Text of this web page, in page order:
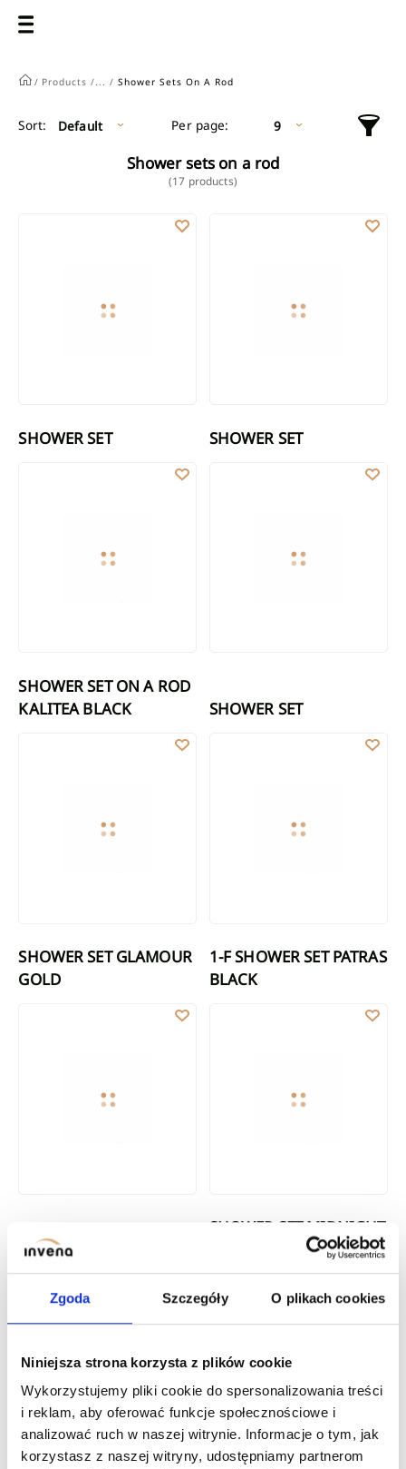
Zgoda Szczegóły O plikach cookies
Niniejsza strona korzysta z plików cookie
Wykorzystujemy pliki cookie do spersonalizowania treści
i reklam, aby oferować funkcje społecznościowe i
analizować ruch w naszej witrynie. Informacje o tym, jak
korzystasz z naszej witryny, udostępniamy partnerom
/ Products / ... / Shower Sets On A Rod
Sort: Default Per page: 9
Shower sets on a rod
(17 products)
SHOWER SET SHOWER SET
SHOWER SET ON A ROD KALITEA BLACK
SHOWER SET ON A ROD
KALITEA BLACK
SHOWER SET
SHOWER SET GLAMOUR GOLD
SHOWER SET GLAMOUR
GOLD
1-F SHOWER SET PATRAS BLACK
1-F SHOWER SET PATRAS
BLACK
SHOWER SET NYKS
SHOWER SET MIDNIGHT
SHOWER SET MIDNIGHT
INVENA TREND, BLACK/
GOLD ROSE
SHOWER SET DARK